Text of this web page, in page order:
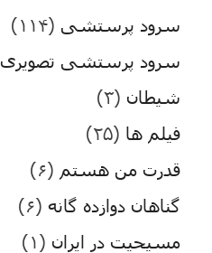
سرود پرستشی (۱۱۴)
سرود پرستشی تصویری
شیطان (۳)
فیلم ها (۲۵)
قدرت من هستم (۶)
گناهان دوازده گانه (۶)
مسیحیت در ایران (۱)